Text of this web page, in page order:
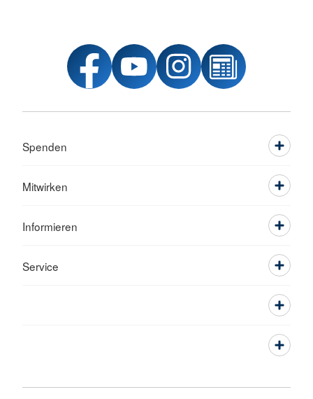
Spenden
Mitwirken
Informieren
Service